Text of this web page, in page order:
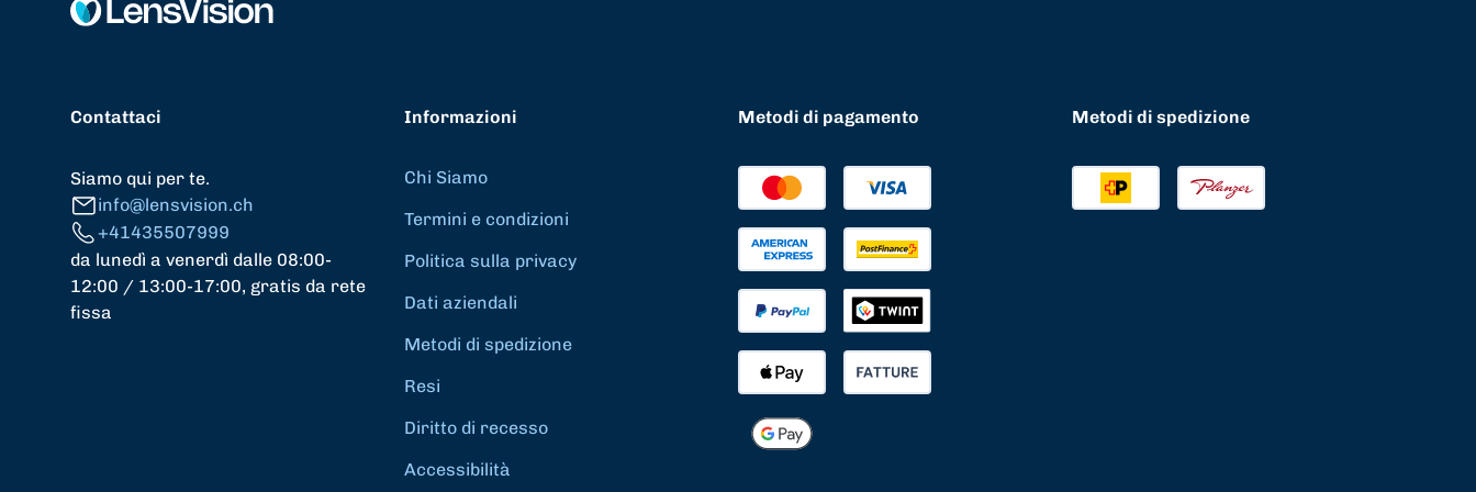
Contattaci
Siamo qui per te.
info@lensvision.ch
+41435507999
da lunedì a venerdì dalle 08:00-
12:00 / 13:00-17:00, gratis da rete
fissa
Informazioni
Chi Siamo
Termini e condizioni
Politica sulla privacy
Dati aziendali
Metodi di spedizione
Resi
Diritto di recesso
Accessibilità
Metodi di pagamento Metodi di spedizione